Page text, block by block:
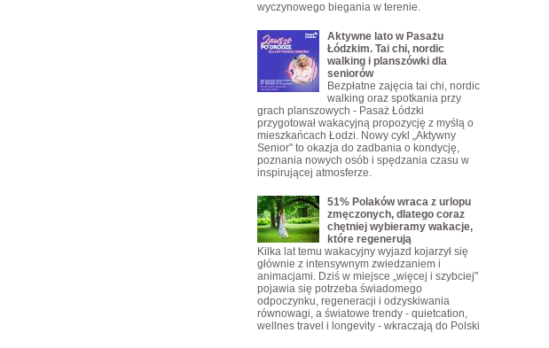
wyczynowego biegania w terenie.
Aktywne lato w Pasażu
Łódzkim. Tai chi, nordic
walking i planszówki dla
seniorów
Bezpłatne zajęcia tai chi, nordic
walking oraz spotkania przy
grach planszowych - Pasaż Łódzki
przygotował wakacyjną propozycję z myślą o
mieszkańcach Łodzi. Nowy cykl „Aktywny
Senior" to okazja do zadbania o kondycję,
poznania nowych osób i spędzania czasu w
inspirującej atmosferze.
51% Polaków wraca z urlopu
zmęczonych, dlatego coraz
chętniej wybieramy wakacje,
które regenerują
Kilka lat temu wakacyjny wyjazd kojarzył się
głównie z intensywnym zwiedzaniem i
animacjami. Dziś w miejsce „więcej i szybciej"
pojawia się potrzeba świadomego
odpoczynku, regeneracji i odzyskiwania
równowagi, a światowe trendy - quietcation,
wellnes travel i longevity - wkraczają do Polski